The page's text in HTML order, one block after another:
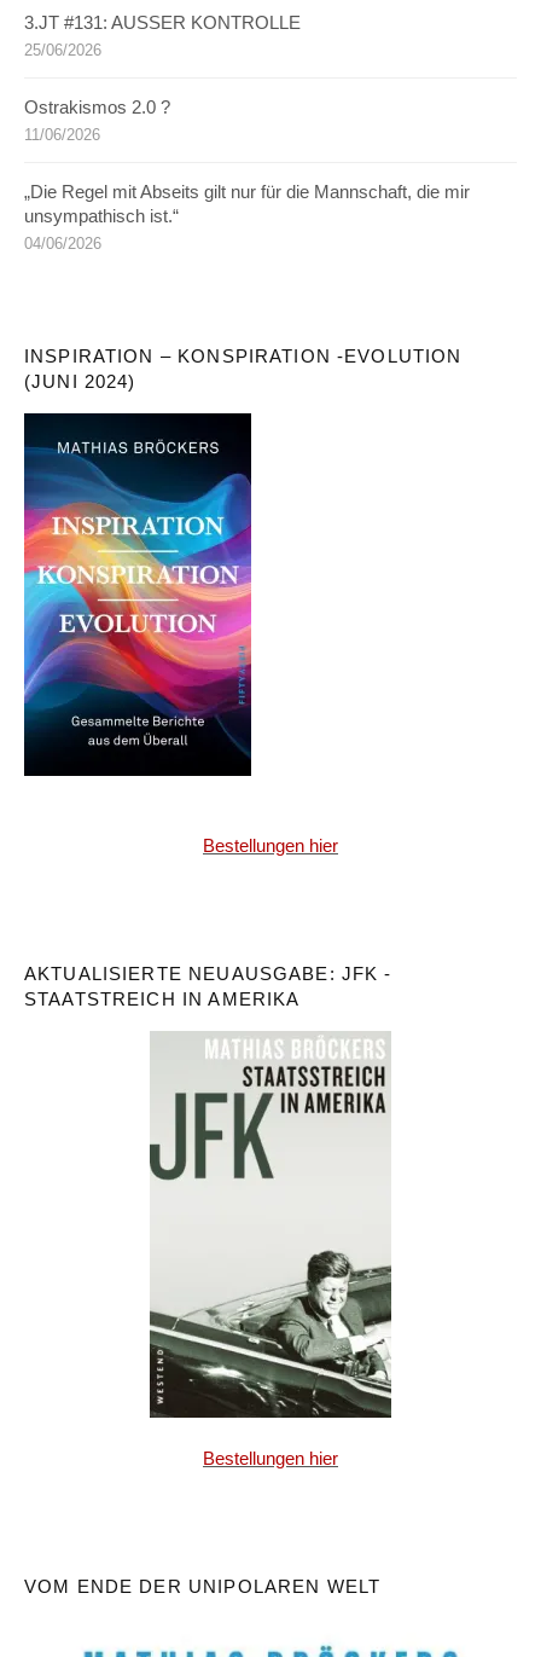
3.JT #131: AUSSER KONTROLLE
25/06/2026
Ostrakismos 2.0 ?
11/06/2026
„Die Regel mit Abseits gilt nur für die Mannschaft, die mir
unsympathisch ist.“
04/06/2026
INSPIRATION – KONSPIRATION -EVOLUTION
(JUNI 2024)
Bestellungen hier
AKTUALISIERTE NEUAUSGABE: JFK -
STAATSTREICH IN AMERIKA
Bestellungen hier
VOM ENDE DER UNIPOLAREN WELT